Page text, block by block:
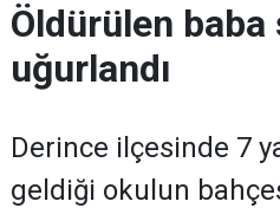
Öldürülen
uğurlandı
Derince ilçesinde 7
geldiği okulun